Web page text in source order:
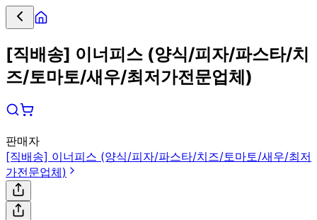
[직배송] 이너피스 (양식/피자/파스타/치
즈/토마토/새우/최저가전문업체)
판매자
[직배송] 이너피스 (양식/피자/파스타/치즈/토마토/새우/최저
가전문업체)